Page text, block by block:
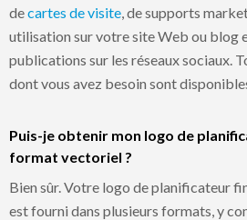
decartes de visite , de supports
utilisation sur votre site Web ou blog
publications sur les réseaux sociaux.
dont vous avez besoin sont
Puis-je obtenir mon logo de
format vectoriel ?
Bien sûr. Votre logo de planificateur
est fourni dans plusieurs formats, y